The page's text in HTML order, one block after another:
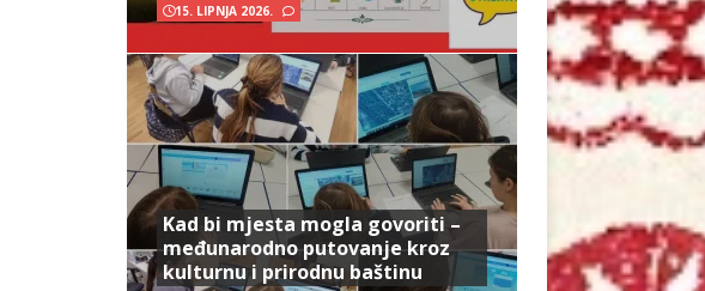
15. LIPNJA 2026.
Kad bi mjesta mogla govoriti –
međunarodno putovanje kroz
kulturnu i prirodnu baštinu